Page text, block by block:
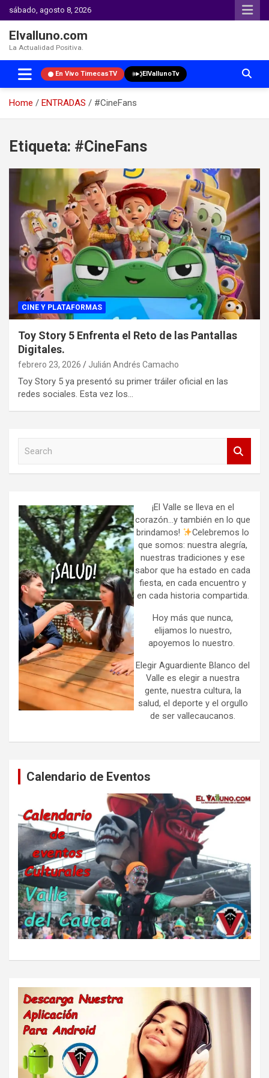
sábado, agosto 8, 2026
Elvalluno.com
La Actualidad Positiva.
En Vivo TimecasTV ElVallunoTv
Home ENTRADAS
#CineFans
content
Etiqueta: #CineFans
CINE Y PLATAFORMAS
Toy Story 5 Enfrenta el Reto de las Pantallas
Digitales.
febrero 23, 2026 Julián Andrés Camacho
Toy Story 5 ya presentó su primer tráiler oficial en las
redes sociales. Esta vez los…
h
¡El Valle se lleva en el
corazón…y también en lo que
brindamos!
Celebremos lo
que somos: nuestra alegría,
nuestras tradiciones y ese
sabor que ha estado en cada
fiesta, en cada encuentro y
en cada historia compartida.
Hoy más que nunca,
elijamos lo nuestro,
apoyemos lo nuestro.
Elegir Aguardiente Blanco del
Valle es elegir a nuestra
gente, nuestra cultura, la
salud, el deporte y el orgullo
de ser vallecaucanos.
Calendario de Eventos